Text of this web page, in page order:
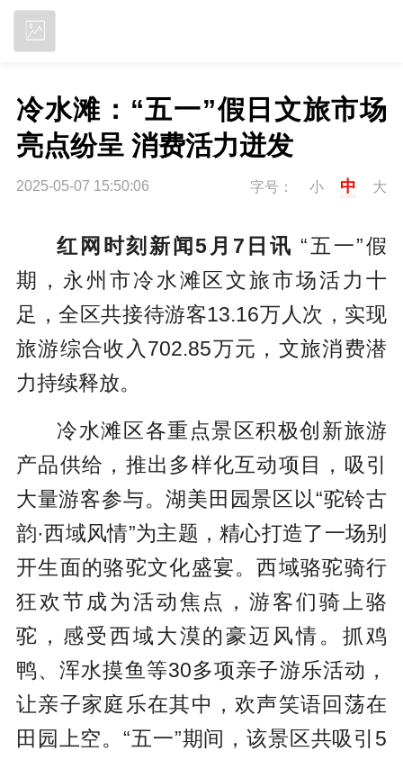
冷水滩：“五一”假日文旅市场
亮点纷呈 消费活力迸发
2025-05-07 15:50:06 字号： 小 中 大
红网时刻新闻5月7日讯“五一”假
期，永州市冷水滩区文旅市场活力十
足，全区共接待游客13.16万人次，实现
旅游综合收入702.85万元，文旅消费潜
力持续释放。
冷水滩区各重点景区积极创新旅游
产品供给，推出多样化互动项目，吸引
大量游客参与。湖美田园景区以“驼铃古
韵·西域风情”为主题，精心打造了一场别
开生面的骆驼文化盛宴。西域骆驼骑行
狂欢节成为活动焦点，游客们骑上骆
驼，感受西域大漠的豪迈风情。抓鸡
鸭、浑水摸鱼等30多项亲子游乐活动，
让亲子家庭乐在其中，欢声笑语回荡在
田园上空。“五一”期间，该景区共吸引5